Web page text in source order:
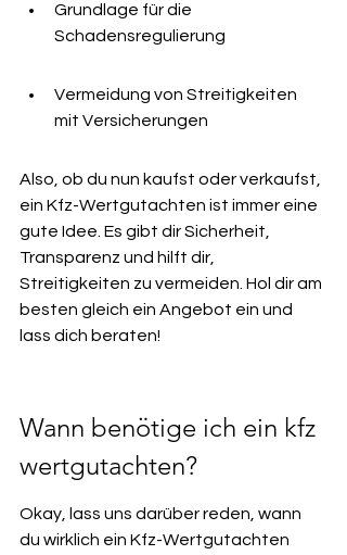
Grundlage für die
Schadensregulierung
Vermeidung von Streitigkeiten
mit Versicherungen
Also, ob du nun kaufst oder verkaufst,
ein Kfz-Wertgutachten ist immer eine
gute Idee. Es gibt dir Sicherheit,
Transparenz und hilft dir,
Streitigkeiten zu vermeiden. Hol dir am
besten gleich ein Angebot ein und
lass dich beraten!
Wann benötige ich ein kfz
wertgutachten?
Okay, lass uns darüber reden, wann
du wirklich ein Kfz-Wertgutachten